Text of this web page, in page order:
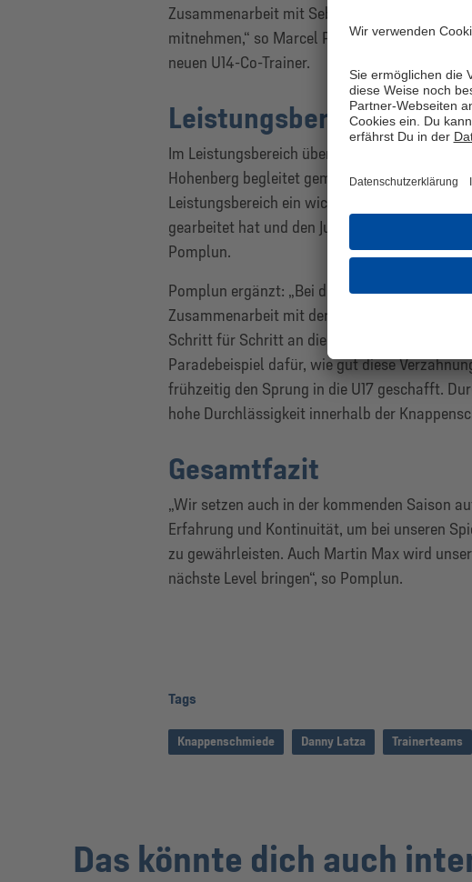
Zusammenarbeit mit Sebastian viele
mitnehmen,“ so Marcel Pomplun, Sportlicher
neuen U14-Co-Trainer.
Leistungsbereich
Im Leistungsbereich übernimmt Willi
Hohenberg begleitet gemeinsam mit Finn
Leistungsbereich ein wichtiger Bestandteil, da
gearbeitet hat und den Jungs gleichzeitig die
Pomplun.
Pomplun ergänzt: „Bei der U16 steht auch in
Zusammenarbeit mit der U17 und Chef-Trainer
Schritt für Schritt an die nächste Altersklasse
Paradebeispiel dafür, wie gut diese
frühzeitig den Sprung in die U17 geschafft.
hohe Durchlässigkeit innerhalb der
Gesamtfazit
„Wir setzen auch in der kommenden Saison
Erfahrung und Kontinuität, um bei unseren
zu gewährleisten. Auch Martin Max wird
nächste Level bringen“, so Pomplun.
Tags
Knappenschmiede Danny Latza Trainerteams
Das könnte dich auch